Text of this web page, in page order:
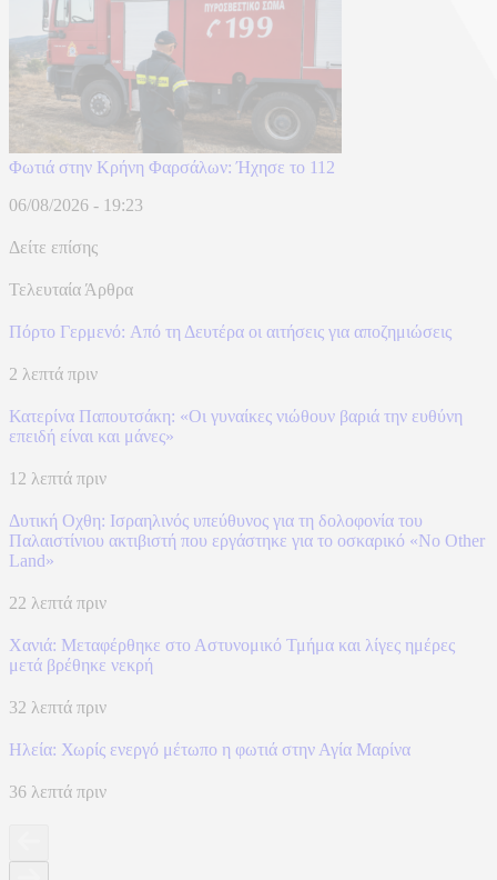
Φωτιά στην Κρήνη Φαρσάλων: Ήχησε το 112
06/08/2026 - 19:23
Δείτε επίσης
Τελευταία Άρθρα
Πόρτο Γερμενό: Aπό τη Δευτέρα οι αιτήσεις για αποζημιώσεις
2 λεπτά πριν
Κατερίνα Παπουτσάκη: «Οι γυναίκες νιώθουν βαριά την ευθύνη
επειδή είναι και μάνες»
12 λεπτά πριν
Δυτική Οχθη: Ισραηλινός υπεύθυνος για τη δολοφονία του
Παλαιστίνιου ακτιβιστή που εργάστηκε για το οσκαρικό «No Other
Land»
22 λεπτά πριν
Χανιά: Mεταφέρθηκε στο Αστυνομικό Τμήμα και λίγες ημέρες
μετά βρέθηκε νεκρή
32 λεπτά πριν
Ηλεία: Χωρίς ενεργό μέτωπο η φωτιά στην Αγία Μαρίνα
36 λεπτά πριν